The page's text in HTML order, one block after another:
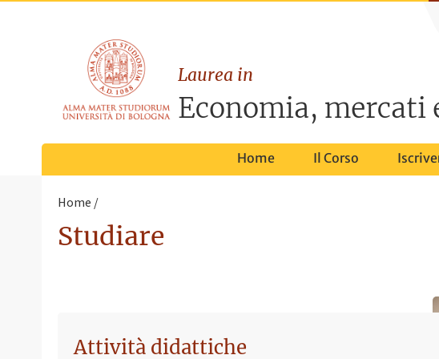
Laurea in
Economia,
Home Il Corso
Home
Studiare
Attività didattiche